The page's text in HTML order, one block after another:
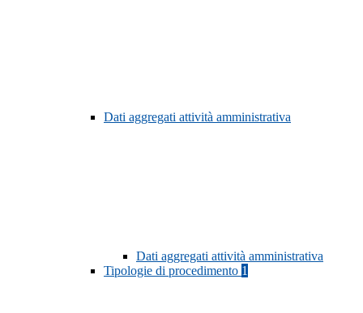
Dati aggregati attività amministrativa
Dati aggregati attività amministrativa
Tipologie di procedimento 1